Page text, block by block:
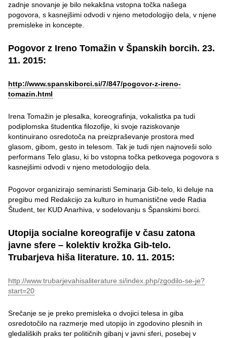
zadnje snovanje je bilo nekakšna vstopna točka našega
pogovora, s kasnejšimi odvodi v njeno metodologijo dela, v njene
premisleke in koncepte.
Pogovor z Ireno Tomažin v Španskih borcih. 23.
11. 2015:
http://www.spanskiborci.si/7/847/pogovor-z-ireno-
tomazin.html
Irena Tomažin je plesalka, koreografinja, vokalistka pa tudi
podiplomska študentka filozofije, ki svoje raziskovanje
kontinuirano osredotoča na preizpraševanje prostora med
glasom, gibom, gesto in telesom. Tak je tudi njen najnoveši solo
performans Telo glasu, ki bo vstopna točka petkovega pogovora s
kasnejšimi odvodi v njeno metodologijo dela.
Pogovor organizirajo seminaristi Seminarja Gib-telo, ki deluje na
pregibu med Redakcijo za kulturo in humanistične vede Radia
Študent, ter KUD Anarhiva, v sodelovanju s Španskimi borci.
Utopija socialne koreografije v času zatona
javne sfere – kolektiv krožka Gib-telo.
Trubarjeva hiša literature. 10. 11. 2015:
http://www.trubarjevahisaliterature.si/index.php/zgodilo-se-je?
start=20
Srečanje se je preko premisleka o dvojici telesa in giba
osredotočilo na razmerje med utopijo in zgodovino plesnih in
gledaliških praks ter političnih gibanj v javni sferi, posebej v